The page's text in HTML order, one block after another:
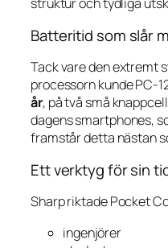
Batteritid som slår
Tack vare den extremt
processorn kunde PC-
år, på två små
dagens smartphones,
framstår detta nästan
Ett verktyg för sin
Sharp riktade Pocket
ingenjörer